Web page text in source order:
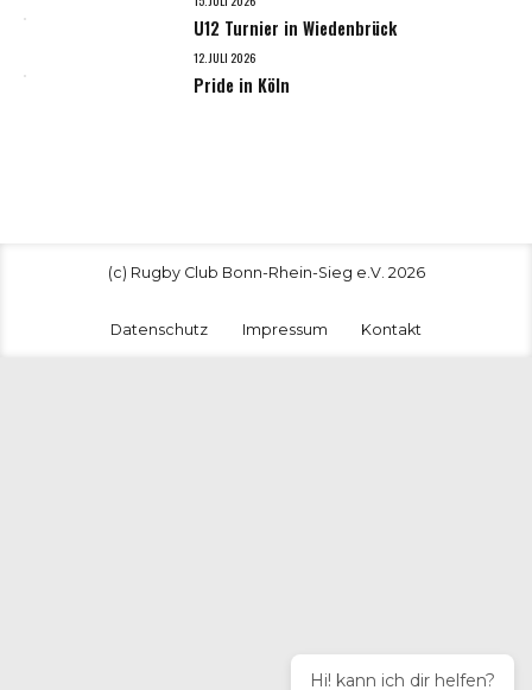
U12 Turnier in Wiedenbrück
12. JULI 2026
Pride in Köln
(c) Rugby Club Bonn-Rhein-Sieg e.V. 2026
Datenschutz Impressum Kontakt
Hi! kann ich dir helfen?